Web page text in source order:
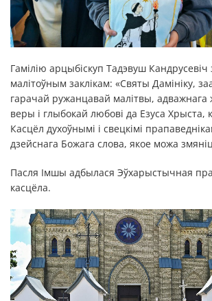
Гамілію арцыбіскуп Тадэвуш
малітоўным заклікам: «Святы Дамініку,
гарачай ружанцавай малітвы,
веры і глыбокай любові да Езуса Хрыста,
Касцёл духоўнымі і свецкімі
дзейснага Божага слова, якое можа
Пасля Імшы адбылася Эўхарыстычная
касцёла.